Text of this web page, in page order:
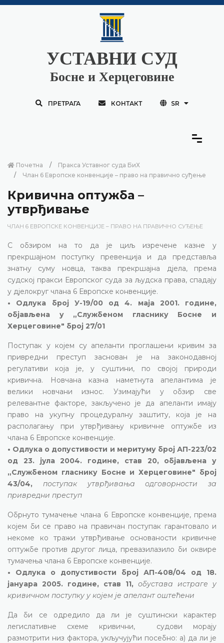
УСТАВНИ СУД
Босне и Херцеговине
ПРЕТРАГА КОНТАКТ SR
Почетна
Пракса Уставног суда БиХ
Члан 6 Европске конвенције – право на правично суђење
Кривична оптужба –
утврђивање
ЧЛАН 6 ЕВРОПСКЕ КОНВЕНЦИЈЕ – ПРАВО НА ПРАВИЧНО СУЂЕЊЕ
С обзиром на то да је циљ изречене казне у
прекршајном поступку превенција и да представља
знатну суму новца, таква прекршајна дјела, према
судској пракси Европског суда за људска права, спадају
у дјелокруг члана 6 Европске конвенције.
• Одлука број У-19/00 од 4. маја 2001. године,
објављена у „Службеном гласнику Босне и
Херцеговине" број 27/01
Поступак у којем су апеланти проглашени кривим за
привредни преступ заснован је на законодавној
регулативи која је, у суштини, по својој природи
кривична. Новчана казна наметнута апелантима је
велики новчани износ. Узимајући у обзир све
релевантне факторе, закључено је да апеланти имају
право на укупну процедуралну заштиту, која је на
располагању при утврђивању кривичне оптужбе из
члана 6 Европске конвенције.
• Одлука о допустивости и меритуму број АП-223/02
од 23. јула 2004. године, став 20, објављена у
„Службеном гласнику Босне и Херцеговине" број
43/04, поступак утврђивања одговорности за
привредни преступ
Обрнуто тумачење члана 6 Европске конвенције, према
којем би се право на правичан поступак гарантовало и
некоме ко тражи утврђивање основаности кривичне
оптужбе против другог лица, превазилазило би оквире
тумачења члана 6 Европске конвенције.
• Одлука о допустивости број АП-408/04 од 18.
јануара 2005. године, став 11, обустава истраге у
кривичном поступку у којем је апелант оштећени
Да би се одредило да ли је суштински карактер
легислативне схеме кривични, судови морају
размотрити низ фактора, укључујући посебно: а) да ли је